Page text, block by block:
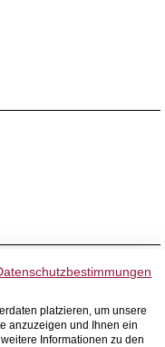
platzieren, um unsere
anzuzeigen und Ihnen ein
Informationen zu den